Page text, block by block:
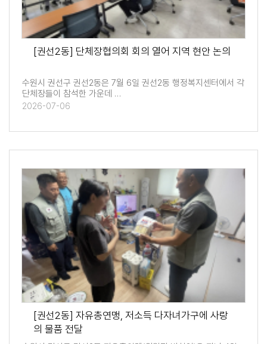
[권선2동] 단체장협의회 회의 열어 지역 현안 논의
수원시 권선구 권선2동은 7월 6일 권선2동 행정복지센터에서 각
단체장들이 참석한 가운데 …
2026-07-06
[권선2동] 자유총연맹, 저소득 다자녀가구에 사랑
의 물품 전달